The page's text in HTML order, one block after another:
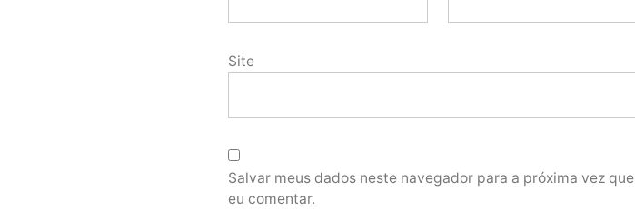
Site
Salvar meus dados neste navegador para a próxima vez que
eu comentar.